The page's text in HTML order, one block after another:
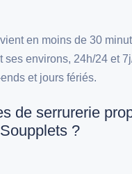
en moins de 30
ses environs, 24h/24 et
et jours fériés.
de serrurerie
?